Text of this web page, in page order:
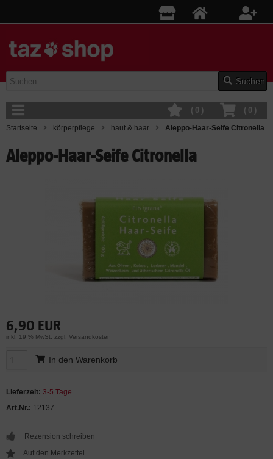
Suchen
( 0 )
( 0 )
Startseite körperpflege haut & haar Aleppo-Haar-Seife Citronella
Aleppo-Haar-Seife Citronella
6,90 EUR
inkl. 19 % MwSt. zzgl. Versandkosten
In den Warenkorb
Lieferzeit: 3-5 Tage
Art.Nr.: 12137
Rezension schreiben